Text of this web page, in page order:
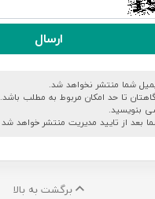
ارسال
شما منتشر نخواهد شد.
تا حد امکان مربوط به مطلب باشد.
بنویسید.
بعد از تایید مدیریت منتشر خواهد شد
برگشت به بالا